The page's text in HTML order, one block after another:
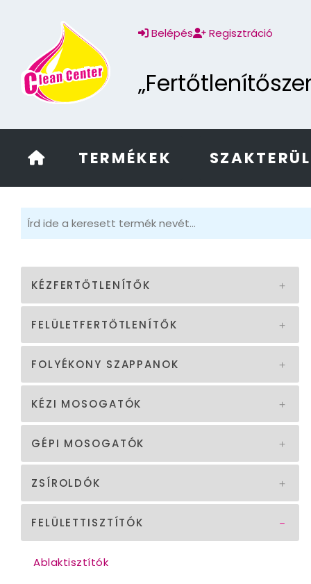
Belépés Regisztráció
TERMÉKEK
KÉZFERTŐTLENÍTŐK
FELÜLETFERTŐTLENÍTŐK
FOLYÉKONY SZAPPANOK
KÉZI MOSOGATÓK
GÉPI MOSOGATÓK
ZSÍROLDÓK
FELÜLETTISZTÍTÓK
Ablaktisztítók